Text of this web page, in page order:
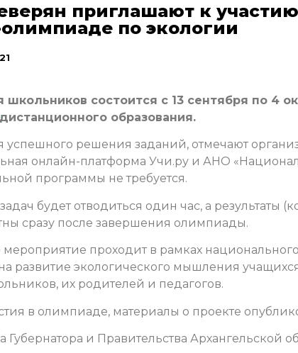
приглашают к
по экологии
школьников состоится с 13 сентября по 4
дистанционного образования.
успешного решения заданий, отмечают
онлайн-платформа Учи.ру и АНО
программы не требуется.
будет отводиться один час, а результаты
сразу после завершения олимпиады.
мероприятие проходит в рамках
развитие экологического мышления
их родителей и педагогов.
в олимпиаде, материалы о проекте
Губернатора и Правительства Архангельской